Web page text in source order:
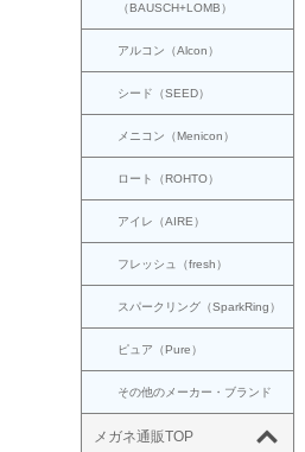
（BAUSCH+LOMB）
アルコン（Alcon）
シード（SEED）
メニコン（Menicon）
ロート（ROHTO）
アイレ（AIRE）
フレッシュ（fresh）
スパークリング（SparkRing）
ピュア（Pure）
その他のメーカー・ブランド
メガネ通販TOP